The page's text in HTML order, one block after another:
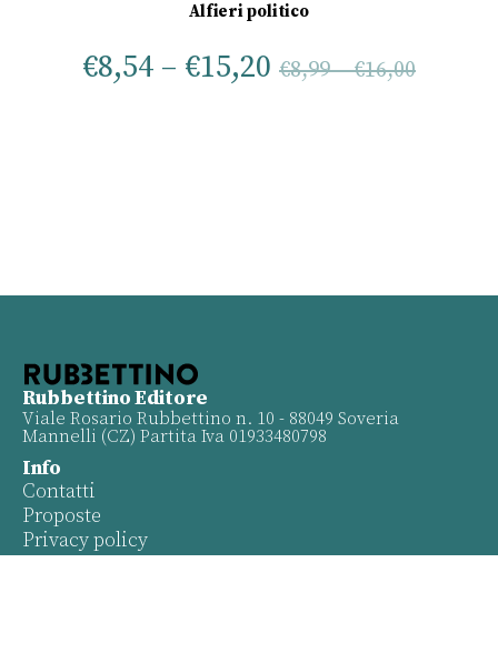
Alfieri politico
€8,54 – €15,20 €8,99–€16,00
Rubbettino Editore
Viale Rosario Rubbettino n. 10 - 88049 Soveria
Mannelli (CZ) Partita Iva 01933480798
Info
Contatti
Proposte
Privacy policy